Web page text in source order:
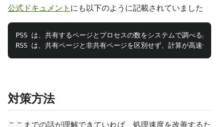
公式ドキュメント にも以下のように記載されていました
PSS は、共有するページとプロセスの数をシステムで調べる必
対策方法
ここまでの話が理解できていれば、処理速度を改善するた